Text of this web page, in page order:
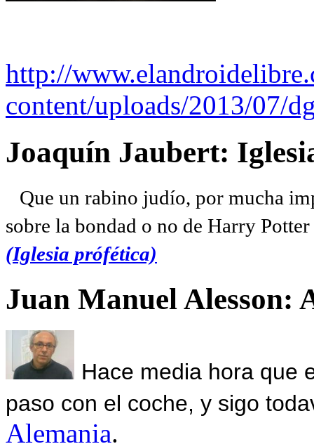
http://
content/uploads/2013/07/
Joaquín Jaubert:
Que un rabino judío, por mucha
sobre la bondad o no de Harry
(Iglesia prófética)
Juan Manuel Alesson:
Hace media hora que
paso con el coche, y sigo
Alemania.